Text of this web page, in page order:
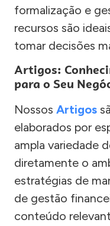
formalização e
recursos são
tomar decisões
Artigos:
para o Seu
Nossos Artigos
elaborados por
ampla variedade
diretamente o
estratégias de
de gestão
conteúdo